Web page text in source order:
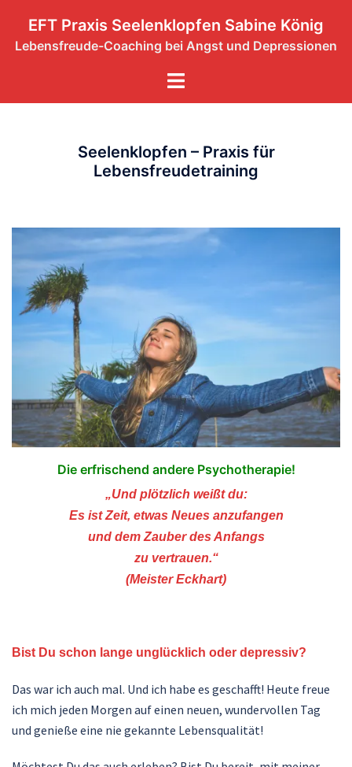
Inhalt
springen
EFT Praxis Seelenklopfen Sabine König
Lebensfreude-Coaching bei Angst und Depressionen
Menü
Seelenklopfen – Praxis für
Lebensfreudetraining
Die erfrischend andere Psychotherapie!
„Und plötzlich weißt du:
Es ist Zeit, etwas Neues anzufangen
und dem Zauber des Anfangs
zu vertrauen.“
(Meister Eckhart)
Bist Du schon lange unglücklich oder depressiv?
Das war ich auch mal. Und ich habe es geschafft! Heute freue
ich mich jeden Morgen auf einen neuen, wundervollen Tag
und genieße eine nie gekannte Lebensqualität!